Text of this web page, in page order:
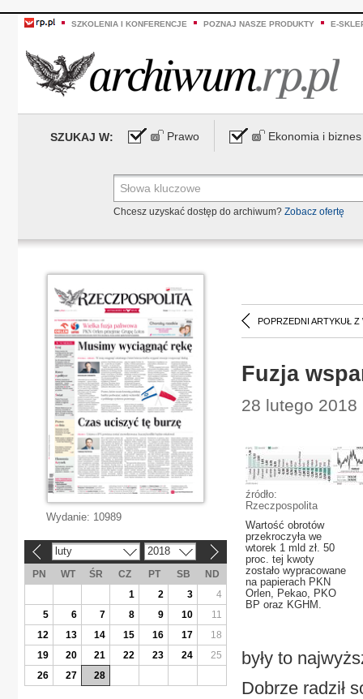
SZKOLENIA I KONFERENCJE POZNAJ NASZE PRODUKTY E-
SZUKAJ W: Prawo Ekonomia i biznes
Chcesz uzyskać dostęp do archiwum? Zobacz ofertę
POPRZEDNI ARTYKUŁ Z
Fuzja
28 lutego 2018
źródło:
Rzeczpospolita
Wartość obrotów
przekroczyła we
wtorek 1 mld zł. 50
proc. tej kwoty
zostało wypracowane
na papierach PKN
Orlen, Pekao, PKO
BP oraz KGHM.
były to
Dobrze radził
Wydanie: 10989
luty 2018
PN WT ŚR CZ PT SB
ND
1
2 3
4
5
6 7 8 9 10
11
12
13 14 15 16 17
18
19
20 21 22 23 24
25
26
27 28